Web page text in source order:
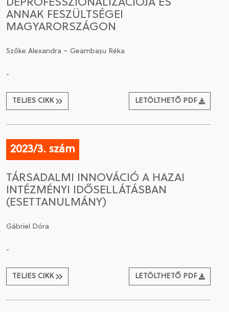
DEPROFESSZIONALIZÁCIÓJA ÉS
ANNAK FESZÜLTSÉGEI
MAGYARORSZÁGON
Szőke Alexandra – Geambașu Réka
-
TELJES CIKK LETÖLTHETŐ PDF
2023/3. szám
TÁRSADALMI INNOVÁCIÓ A HAZAI
INTÉZMÉNYI IDŐSELLÁTÁSBAN
(ESETTANULMÁNY)
Gábriel Dóra
-
TELJES CIKK LETÖLTHETŐ PDF